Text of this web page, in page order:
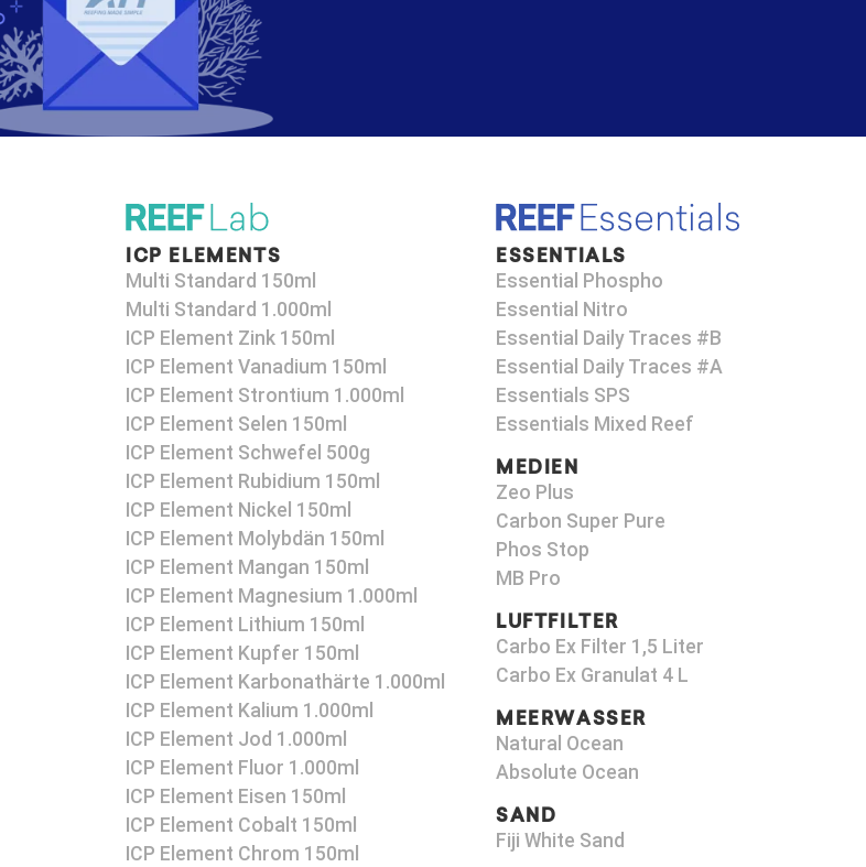
ICP ELEMENTS
Multi Standard 150ml
Multi Standard 1.000ml
ICP Element Zink 150ml
ICP Element Vanadium 150ml
ICP Element Strontium 1.000ml
ICP Element Selen 150ml
ICP Element Schwefel 500g
ICP Element Rubidium 150ml
ICP Element Nickel 150ml
ICP Element Molybdän 150ml
ICP Element Mangan 150ml
ICP Element Magnesium 1.000ml
ICP Element Lithium 150ml
ICP Element Kupfer 150ml
ICP Element Karbonathärte 1.000ml
ICP Element Kalium 1.000ml
ICP Element Jod 1.000ml
ICP Element Fluor 1.000ml
ICP Element Eisen 150ml
ICP Element Cobalt 150ml
ICP Element Chrom 150ml
ESSENTIALS
Essential Phospho
Essential Nitro
Essential Daily Traces #B
Essential Daily Traces #A
Essentials SPS
Essentials Mixed Reef
MEDIEN
Zeo Plus
Carbon Super Pure
Phos Stop
MB Pro
LUFTFILTER
Carbo Ex Filter 1,5 Liter
Carbo Ex Granulat 4 L
MEERWASSER
Natural Ocean
Absolute Ocean
SAND
Fiji White Sand